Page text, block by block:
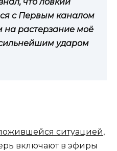
что ловкий
с Первым каналом
на растерзание моё
ударом
ситуацией,
включают в эфиры